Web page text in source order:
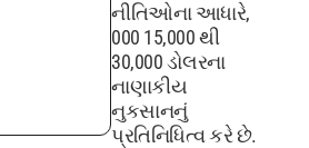
નીતિઓના આધારે,
000 15,000 થી
30,000 ડોલરના
નાણાકીય
નુકસાનનું
પ્રતિનિધિત્વ કરે છે.